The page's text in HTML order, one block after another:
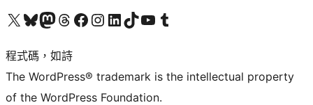
查看我們的 X (之前的 Twitter) 帳號造訪我們的 Bluesky 帳號造訪我們的 Mastodon 帳號造訪我們的 Threads 帳號 造訪我們的 Facebook 粉絲專頁Visit our Instagram account
Visit our LinkedIn account
造訪我們的 TikTok 帳號Visit our YouTube channel
造訪我們的 Tumblr 帳號
程式碼，如詩
The WordPress® trademark is the intellectual property
of the WordPress Foundation.